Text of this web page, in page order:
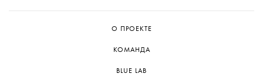
О ПРОЕКТЕ
КОМАНДА
BLUE LAB